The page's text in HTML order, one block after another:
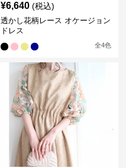
¥6,640 (税込)
透かし花柄レース オケージョン
ドレス
全4色